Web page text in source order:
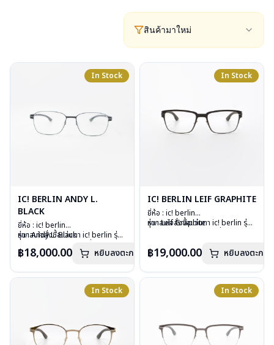
สินค้ามาใหม่
In Stock
IC! BERLIN ANDY L.
BLACK
ยี่ห้อ : ic! berlin
รุ่น : Andy L. Black
เลนส์ : Demo Lens
น้ำหนัก : 17 กรัม
หากสนใจสั่งชื้อแว่นตา ic! berlin รุ่น
กรุณาติดต่อเราคลิก
฿18,000.00 หยิบลงตะกร้า
In Stock
IC! BERLIN LEIF GRAPHITE
ยี่ห้อ : ic! berlin
รุ่น : Leif Graphite
อุปกรณ์ : กล่องแว่น, ผ้าเช็ดแว่น
การรับประกัน : 1 ปี
หากสนใจสั่งชื้อแว่นตา ic! berlin รุ่น
฿19,000.00 หยิบลงตะกร้า
In Stock In Stock